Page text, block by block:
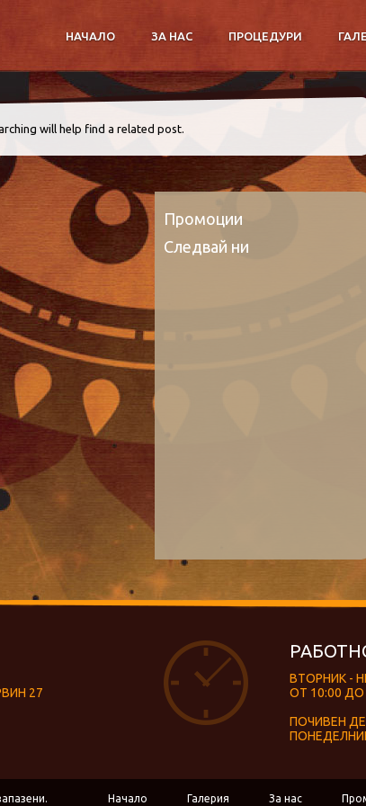
НАЧАЛО ЗА НАС ПРОЦЕДУРИ
will help find a related post.
Промоции
Следвай ни
27
ВТОРНИК -
ОТ 10:00 ДО
ПОЧИВЕН
Начало Галерия За нас